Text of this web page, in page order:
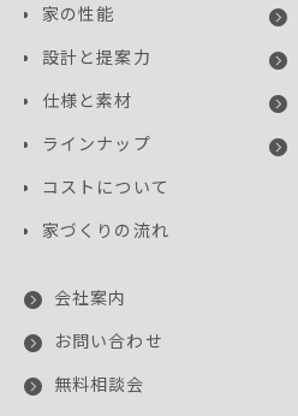
家の性能
設計と提案力
仕様と素材
ラインナップ
コストについて
家づくりの流れ
会社案内
お問い合わせ
無料相談会